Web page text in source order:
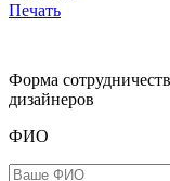
Печать
Форма
дизайнеров
ФИО